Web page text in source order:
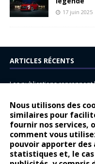
Nous utilisons des
similaires pour
fournir nos services,
comment vous
pouvoir apporter
statistiques et, le
17 juin 2025
ARTICLES RÉCENTS
Les publications
14 juillet : nouveau film de
Renault Espace : voyage,
Peugeot E-208 GTi :